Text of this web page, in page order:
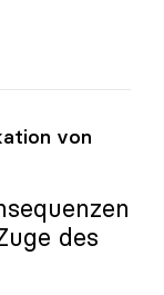
mit
von
des